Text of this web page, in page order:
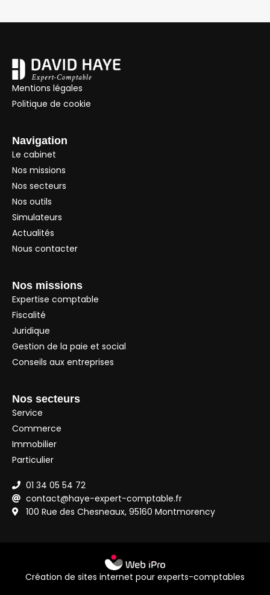
Mentions légales
Politique de cookie
Navigation
Le cabinet
Nos missions
Nos secteurs
Nos outils
Simulateurs
Actualités
Nous contacter
Nos missions
Expertise comptable
Fiscalité
Juridique
Gestion de la paie et social
Conseils aux entreprises
Nos secteurs
Service
Commerce
Immobilier
Particulier
01 34 05 54 72
contact@haye-expert-comptable.fr
100 Rue des Chesneaux, 95160 Montmorency
Création de sites internet pour experts-comptables